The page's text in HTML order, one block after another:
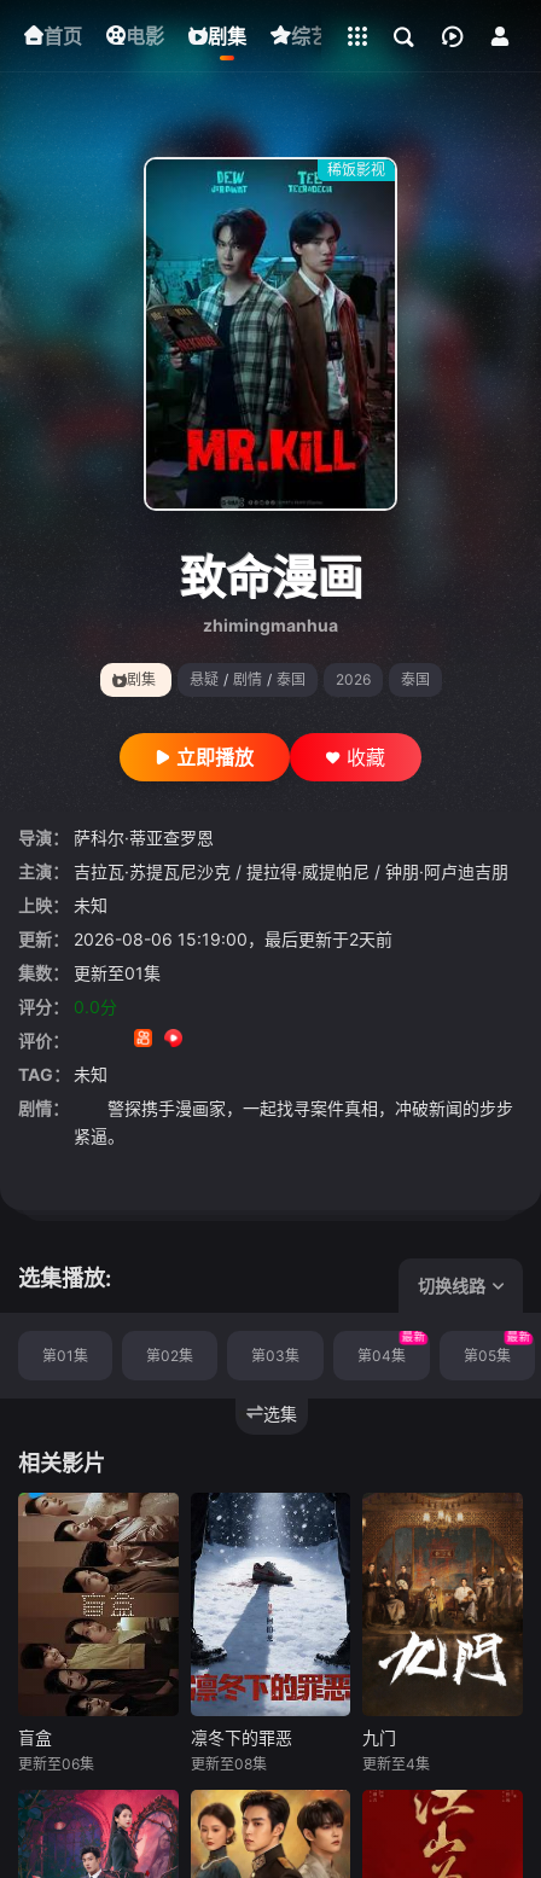
首页 电影 剧集 综艺 动漫 短剧
下载客户端
稀饭影视
致命漫画
zhimingmanhua
剧集 悬疑 / 剧情 / 泰国 2026 泰国
立即播放 收藏
导演：
萨科尔·蒂亚查罗恩
主演：
吉拉瓦·苏提瓦尼沙克 / 提拉得·威提帕尼 / 钟朋·阿卢迪吉朋
上映：
未知
更新：
2026-08-06 15:19:00，最后更新于2天前
集数：
更新至01集
评分：
0.0分
评价：
TAG：
未知
剧情：
警探携手漫画家，一起找寻案件真相，冲破新闻的步步
紧逼。
选集播放: 切换线路
选集
第01集 第02集 第03集 第04集
最新
第05集
最新
相关影片
盲盒
王泓鑫
五个相互独
立，又彼此呼应的
盲盒
更新至06集
凛冬下的罪恶
王大奇
本剧讲述了90
年代末，怒河市刑
凛冬下的罪恶
更新至08集
九门
曾舜晞
《九门》讲述了长
沙风云再起之时，
九门
更新至4集